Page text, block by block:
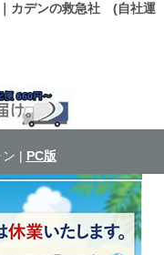
カデンの救急社 (自社運
| PC版